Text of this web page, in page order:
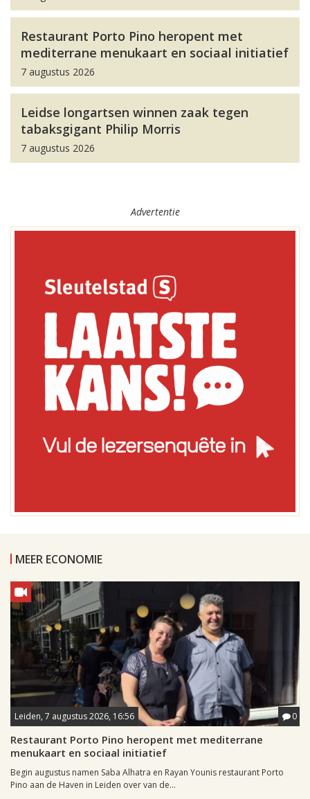
Restaurant Porto Pino heropent met
mediterrane menukaart en sociaal initiatief
7 augustus 2026
Leidse longartsen winnen zaak tegen
tabaksgigant Philip Morris
7 augustus 2026
Advertentie
MEER ECONOMIE
Leiden, 7 augustus 2026, 16:56 0
Restaurant Porto Pino heropent met mediterrane
menukaart en sociaal initiatief
Begin augustus namen Saba Alhatra en Rayan Younis restaurant Porto
Pino aan de Haven in Leiden over van de...